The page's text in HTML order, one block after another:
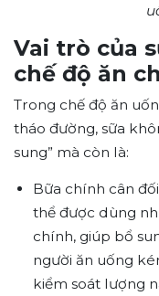
Vai trò của
chế độ ăn
Trong chế độ ăn
tháo đường, sữa
sung” mà còn là:
Bữa chính cân
thể được dùng
chính, giúp bổ
người ăn uống
kiểm soát lượng